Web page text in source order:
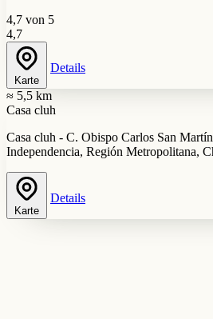
4,7 von 5
4,7
Karte
Details
≈ 5,5 km
Casa cluh
Casa cluh - C. Obispo Carlos San
Independencia, Región Metropolitana,
Karte
Details